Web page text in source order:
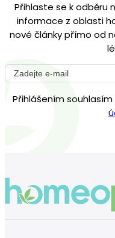
Přihlaste se k odběru
informace z oblasti
nové články přímo od
Přihlášením souhlasím